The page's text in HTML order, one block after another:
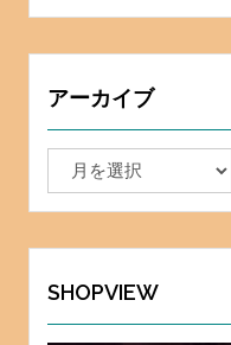
アーカイブ
カ
SHOPVIEW